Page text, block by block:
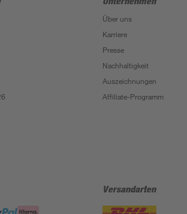
Über uns
Karriere
Presse
Nachhaltigkeit
Auszeichnungen
Affiliate-Programm
Versandarten